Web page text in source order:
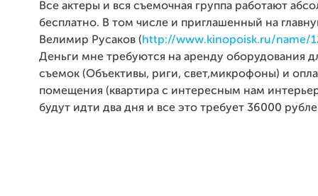
Все актеры и вся съемочная группа работают
бесплатно. В том числе и приглашенный на
Велимир Русаков (http://www.kinopoisk.ru/name/
Деньги мне требуются на аренду оборудования
съемок (Объективы, риги, свет,микрофоны) и
помещения (квартира с интересным нам
будут идти два дня и все это требует 36000